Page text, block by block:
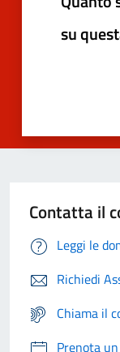
su
Contatta il
Leggi le
Richiedi
Chiama il
Prenota